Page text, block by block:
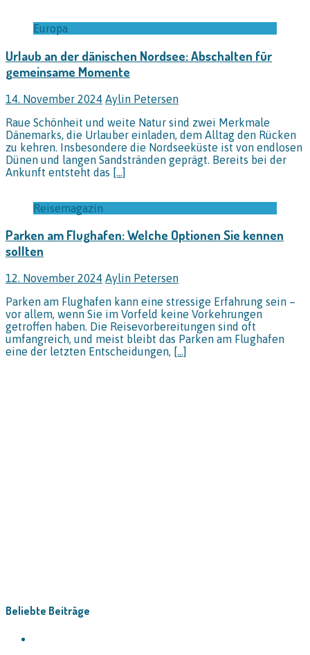
Europa
Urlaub an der dänischen Nordsee: Abschalten für
gemeinsame Momente
14. November 2024 Aylin Petersen
Raue Schönheit und weite Natur sind zwei Merkmale
Dänemarks, die Urlauber einladen, dem Alltag den Rücken
zu kehren. Insbesondere die Nordseeküste ist von endlosen
Dünen und langen Sandstränden geprägt. Bereits bei der
Ankunft entsteht das […]
Reisemagazin
Parken am Flughafen: Welche Optionen Sie kennen
sollten
12. November 2024 Aylin Petersen
Parken am Flughafen kann eine stressige Erfahrung sein –
vor allem, wenn Sie im Vorfeld keine Vorkehrungen
getroffen haben. Die Reisevorbereitungen sind oft
umfangreich, und meist bleibt das Parken am Flughafen
eine der letzten Entscheidungen, […]
Beliebte Beiträge